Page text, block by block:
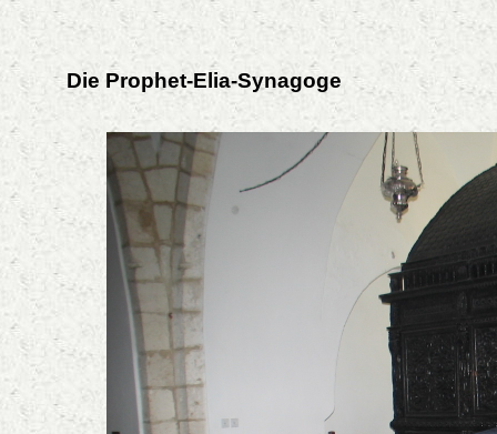
Die Prophet-Elia-Synagoge